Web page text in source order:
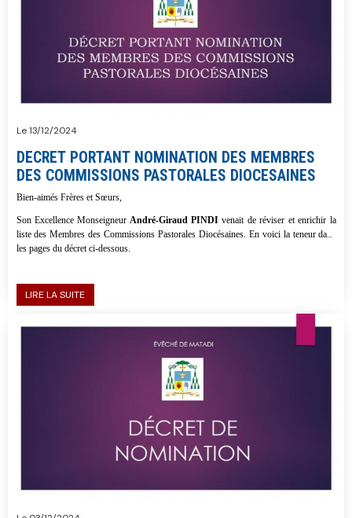
Le 13/12/2024
DECRET PORTANT NOMINATION DES MEMBRES
DES COMMISSIONS PASTORALES DIOCESAINES
Bien-aimés Frères et Sœurs,
Son Excellence Monseigneur André-Giraud PINDIvenait de réviser et enrichir la
liste des Membres des Commissions Pastorales Diocésaines. En voici la teneur dans
les pages du décret ci-dessous.
LIRE LA SUITE